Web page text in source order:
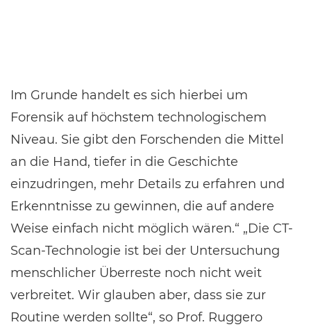
Im Grunde handelt es sich hierbei um
Forensik auf höchstem technologischem
Niveau. Sie gibt den Forschenden die Mittel
an die Hand, tiefer in die Geschichte
einzudringen, mehr Details zu erfahren und
Erkenntnisse zu gewinnen, die auf andere
Weise einfach nicht möglich wären.“ „Die CT-
Scan-Technologie ist bei der Untersuchung
menschlicher Überreste noch nicht weit
verbreitet. Wir glauben aber, dass sie zur
Routine werden sollte“, so Prof. Ruggero